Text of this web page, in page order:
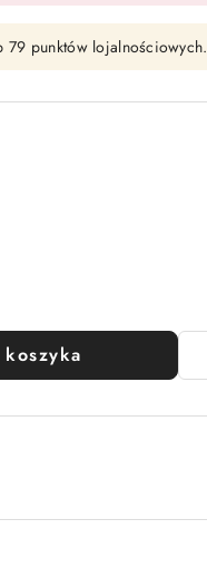
79 punktów lojalnościowych.
koszyka